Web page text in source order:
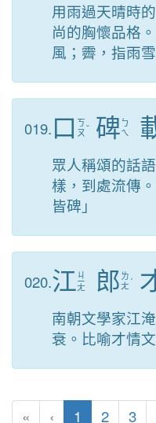
用雨過天晴時
尚的胸懷品格
風；霽，指雨雪
019.口 ㄎ
ㄡˇ 碑 ㄅ
ㄟ
眾人稱頌的話
樣，到處流傳
皆碑」
020.江 ㄐ
ㄧ
ㄤ 郎 ㄌ
ㄤ ˊ
南朝文學家江
衰。比喻才情
« ‹ 1 (目前頁次)
2 3